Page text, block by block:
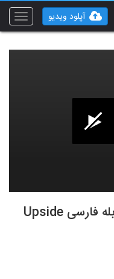
Toggle
آپلود ویدیو
دانلود فیلم جادوی وارونه با دوبله فارسی Upside